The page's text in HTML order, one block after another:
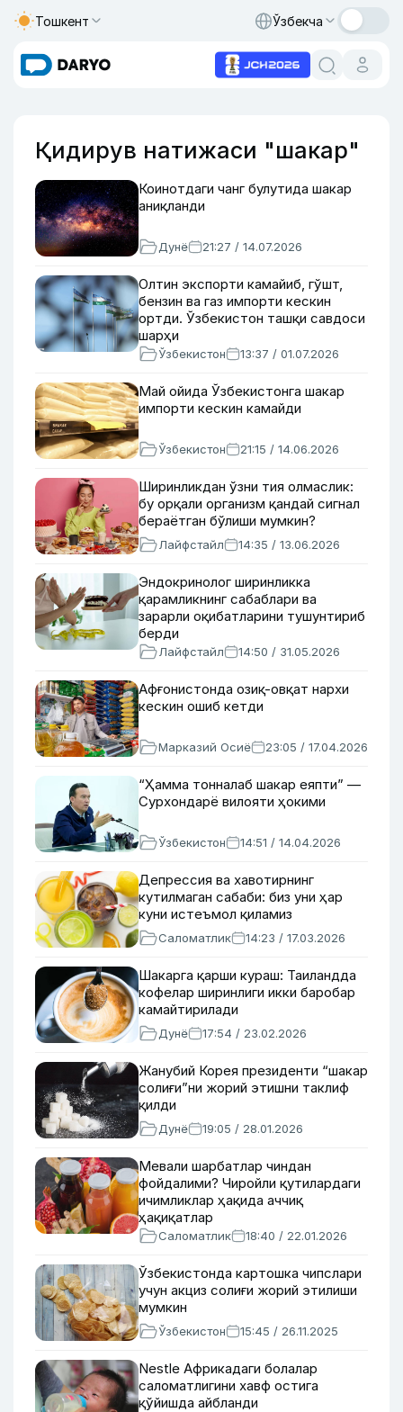
Тошкент Ўзбекча
Қидирув натижаси "шакар"
Коинотдаги чанг булутида шакар
аниқланди
Дунё 21:27 / 14.07.2026
Олтин экспорти камайиб, гўшт,
бензин ва газ импорти кескин
ортди. Ўзбекистон ташқи савдоси
шарҳи
Ўзбекистон 13:37 / 01.07.2026
Май ойида Ўзбекистонга шакар
импорти кескин камайди
Ўзбекистон 21:15 / 14.06.2026
Ширинликдан ўзни тия олмаслик:
бу орқали организм қандай сигнал
бераётган бўлиши мумкин?
Лайфстайл 14:35 / 13.06.2026
Эндокринолог ширинликка
қарамликнинг сабаблари ва
зарарли оқибатларини тушунтириб
берди
Лайфстайл 14:50 / 31.05.2026
Афғонистонда озиқ-овқат нархи
кескин ошиб кетди
Марказий Осиё 23:05 / 17.04.2026
“Ҳамма тонналаб шакар еяпти” —
Сурхондарё вилояти ҳокими
Ўзбекистон 14:51 / 14.04.2026
Депрессия ва хавотирнинг
кутилмаган сабаби: биз уни ҳар
куни истеъмол қиламиз
Саломатлик 14:23 / 17.03.2026
Шакарга қарши кураш: Таиландда
кофелар ширинлиги икки баробар
камайтирилади
Дунё 17:54 / 23.02.2026
Жанубий Корея президенти “шакар
солиғи”ни жорий этишни таклиф
қилди
Дунё 19:05 / 28.01.2026
Мевали шарбатлар чиндан
фойдалими? Чиройли қутилардаги
ичимликлар ҳақида аччиқ
ҳақиқатлар
Саломатлик 18:40 / 22.01.2026
Ўзбекистонда картошка чипслари
учун акциз солиғи жорий этилиши
мумкин
Ўзбекистон 15:45 / 26.11.2025
Nestle Африкадаги болалар
саломатлигини хавф остига
қўйишда айбланди